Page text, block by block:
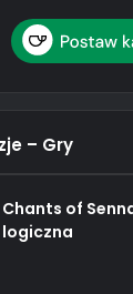
– Gry
Chants of
logiczna